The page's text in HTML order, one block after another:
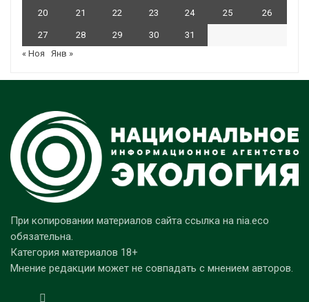
20 21 22 23 24 25 26
27 28 29 30
31
« Ноя
Янв »
При копировании материалов сайта ссылка на nia.eco
обязательна.
Категория материалов 18+
Мнение редакции может не совпадать с мнением авторов.